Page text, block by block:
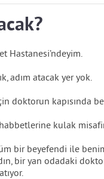
Hastanesi’ndeyim.
adım atacak yer yok.
doktorun kapısında
kulak
bir beyefendi ile
bir yan odadaki